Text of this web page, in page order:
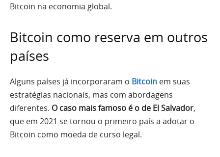
Bitcoin na economia global.
Bitcoin como reserva em outros
países
Alguns países já incorporaram o Bitcoin em suas
estratégias nacionais, mas com abordagens
diferentes. O caso mais famoso é o de El Salvador,
que em 2021 se tornou o primeiro país a adotar o
Bitcoin como moeda de curso legal.